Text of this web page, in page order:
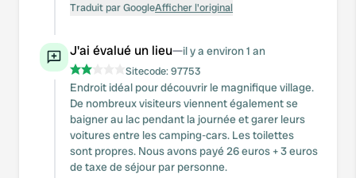
Traduit par GoogleAfficher l'original
J'ai évalué un lieu—il y a environ 1 an
Sitecode:97753
Endroit idéal pour découvrir le magnifique village.
De nombreux visiteurs viennent également se
baigner au lac pendant la journée et garer leurs
voitures entre les camping-cars. Les toilettes
sont propres. Nous avons payé 26 euros + 3 euros
de taxe de séjour par personne.